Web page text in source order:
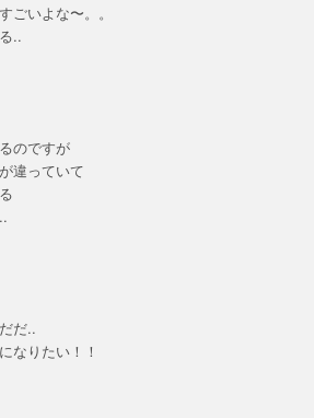
ごいよな〜。。
..
のですが
違っていて
だ..
なりたい！！